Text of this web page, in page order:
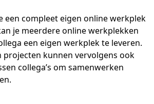
een compleet eigen online werkplek
je meerdere online werkplekken
een eigen werkplek te leveren.
projecten kunnen vervolgens ook
collega’s om samenwerken